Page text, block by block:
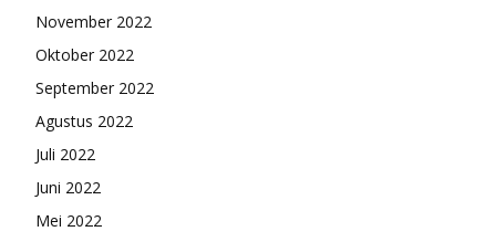
November 2022
Oktober 2022
September 2022
Agustus 2022
Juli 2022
Juni 2022
Mei 2022